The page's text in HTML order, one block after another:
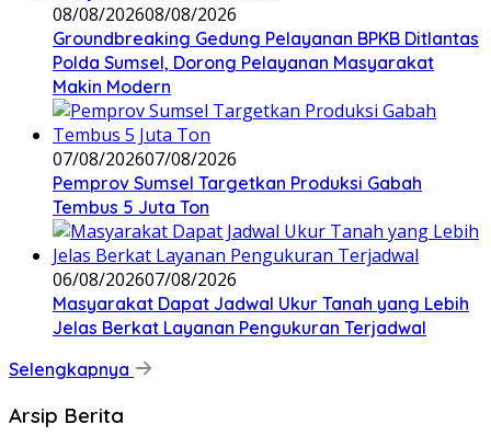
08/08/202608/08/2026
Groundbreaking Gedung Pelayanan BPKB Ditlantas
Polda Sumsel, Dorong Pelayanan Masyarakat
Makin Modern
07/08/202607/08/2026
Pemprov Sumsel Targetkan Produksi Gabah
Tembus 5 Juta Ton
06/08/202607/08/2026
Masyarakat Dapat Jadwal Ukur Tanah yang Lebih
Jelas Berkat Layanan Pengukuran Terjadwal
Selengkapnya
Arsip Berita